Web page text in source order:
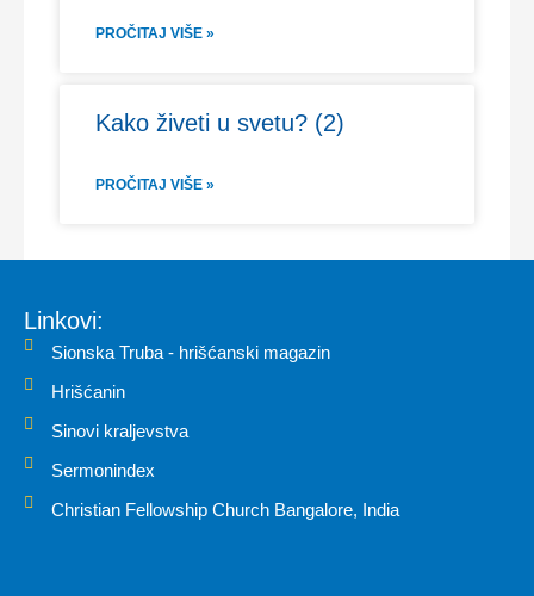
PROČITAJ VIŠE »
Kako živeti u svetu? (2)
PROČITAJ VIŠE »
Linkovi:
Sionska Truba - hrišćanski magazin
Hrišćanin
Sinovi kraljevstva
Sermonindex
Christian Fellowship Church Bangalore, India